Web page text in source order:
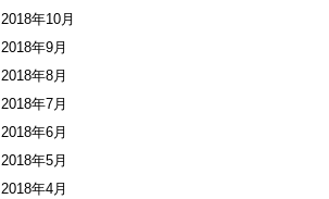
2018年10月
2018年9月
2018年8月
2018年7月
2018年6月
2018年5月
2018年4月